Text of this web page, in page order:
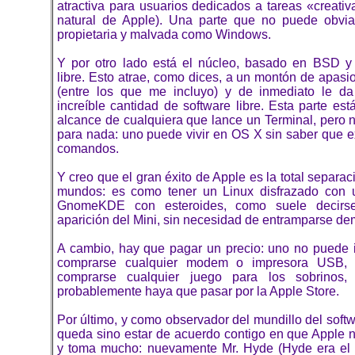
atractiva para usuarios dedicados a tareas
natural de Apple). Una parte que no puede
propietaria y malvada como Windows.
Y por otro lado está el núcleo, basado en BSD y
libre. Esto atrae, como dices, a un montón de
(entre los que me incluyo) y de inmediato le
increíble cantidad de software libre. Esta parte
alcance de cualquiera que lance un Terminal, pero
para nada: uno puede vivir en OS X sin saber que
comandos.
Y creo que el gran éxito de Apple es la total
mundos: es como tener un Linux disfrazado con
GnomeKDE con esteroides, como suele
aparición del Mini, sin necesidad de entramparse
A cambio, hay que pagar un precio: uno no puede
comprarse cualquier modem o impresora
comprarse cualquier juego para los
probablemente haya que pasar por la Apple Store.
Por último, y como observador del mundillo del
queda sino estar de acuerdo contigo en que Apple
y toma mucho: nuevamente Mr. Hyde (Hyde era